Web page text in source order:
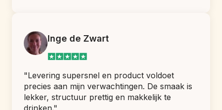
Inge de Zwart
"Levering supersnel en product voldoet
precies aan mijn verwachtingen. De smaak is
lekker, structuur prettig en makkelijk te